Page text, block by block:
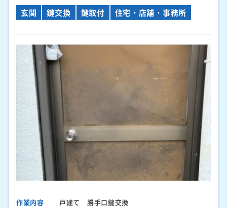
玄関 鍵交換 鍵取付 住宅・店舗・事務所
作業内容
戸建て 勝手口鍵交換